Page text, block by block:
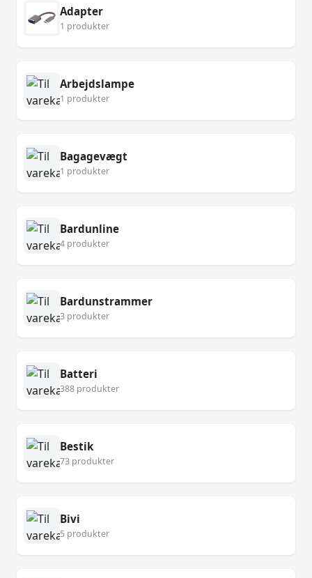
Adapter
1 produkter
Arbejdslampe
1 produkter
Bagagevægt
1 produkter
Bardunline
4 produkter
Bardunstrammer
3 produkter
Batteri
388 produkter
Bestik
73 produkter
Bivi
5 produkter